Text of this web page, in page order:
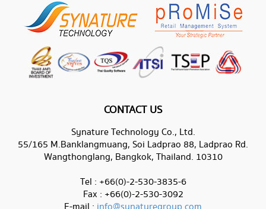
CONTACT US
Synature Technology Co., Ltd.
55/165 M.Banklangmuang, Soi Ladprao 88, Ladprao Rd.
Wangthonglang, Bangkok, Thailand. 10310
Tel : +66(0)-2-530-3835-6
Fax : +66(0)-2-530-3092